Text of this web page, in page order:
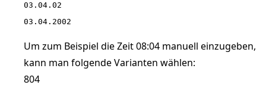
03.04.02
03.04.2002
Um zum Beispiel die Zeit 08:04 manuell einzugeben,
kann man folgende Varianten wählen:
804